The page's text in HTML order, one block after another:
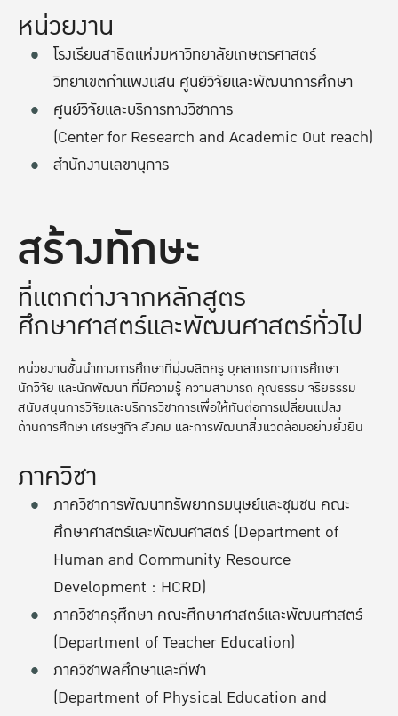
สร้างทักษะ
ที่แตกต่างจากหลักสูตร
ศึกษาศาสตร์และพัฒนศาสตร์ทั่วไป
หน่วยงานชั้นนำทางการศึกษาที่มุ่งผลิตครู บุคลากรทางการศึกษา
นักวิจัย และนักพัฒนา ที่มีความรู้ ความสามารถ คุณธรรม จริยธรรม
สนับสนุนการวิจัยและบริการวิชาการเพื่อให้ทันต่อการเปลี่ยนแปลง
ด้านการศึกษา เศรษฐกิจ สังคม และการพัฒนาสิ่งแวดล้อมอย่างยั่งยืน
ภาควิชา
ภาควิชาการพัฒนาทรัพยากรมนุษย์และชุมชน คณะ
ศึกษาศาสตร์และพัฒนศาสตร์ (Department of
Human and Community Resource
Development : HCRD)
ภาควิชาครุศึกษา คณะศึกษาศาสตร์และพัฒนศาสตร์
(Department of Teacher Education)
ภาควิชาพลศึกษาและกีฬา
(Department of Physical Education and
หน่วยงาน
โรงเรียนสาธิตแห่งมหาวิทยาลัยเกษตรศาสตร์
วิทยาเขตกำแพงแสน ศูนย์วิจัยและพัฒนาการศึกษา
ศูนย์วิจัยและบริการทางวิชาการ
(Center for Research and Academic Out reach)
สำนักงานเลขานุการ